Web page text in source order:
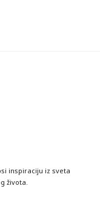
inspiraciju iz sveta
života.